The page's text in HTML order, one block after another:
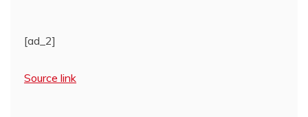
[ad_2]
Source link